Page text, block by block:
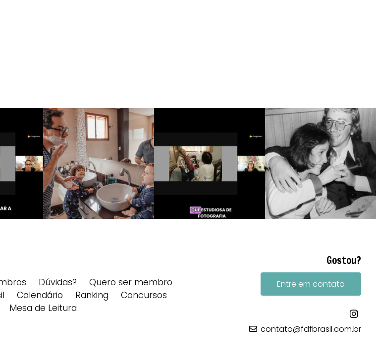
Dúvidas?
Quero ser membro
Calendário Ranking
Concursos
Mesa de Leitura
Gostou?
Entre em contato
contato@fdfbrasil.com.br